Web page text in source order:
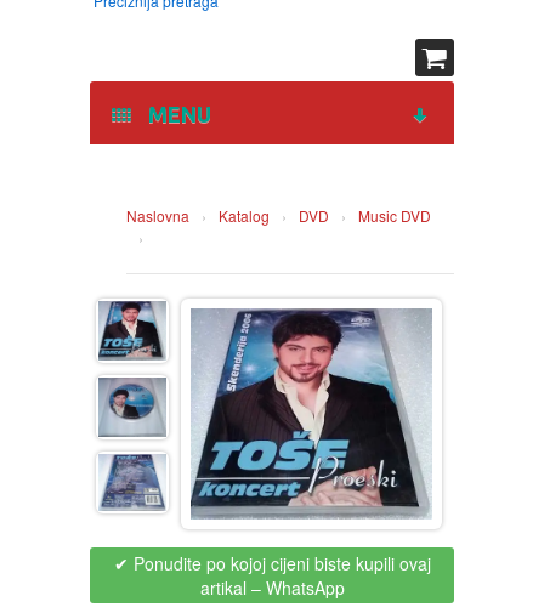
MENU
DVD
MOVIES DVD
MUSIC DVD
GADGETI
MTEL PREPAID SIM CARD
SLANJE PAKETA
GIFT CODE
KNJIGE
AUTOBIOGRAFIJA
AVANTURISTIČKI
MUZIKA
NARODNA
NEGA TELA
Naslovna › Katalog › DVD ›
Music DVD
›
✔ Ponudite po kojoj cijeni biste kupili ovaj
artikal – WhatsApp